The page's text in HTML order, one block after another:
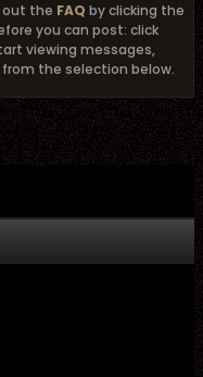
out the FAQ by clicking the
you can post: click
viewing messages,
the selection below.